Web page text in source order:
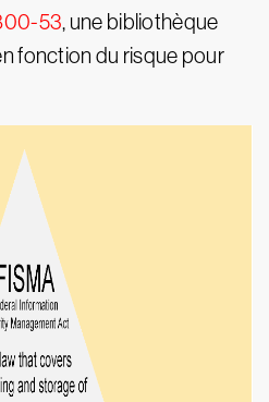
53, une bibliothèque
fonction du risque pour